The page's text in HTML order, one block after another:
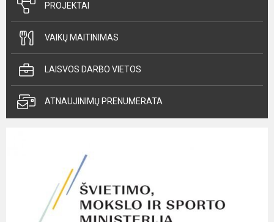
PROJEKTAI
VAIKŲ MAITINIMAS
LAISVOS DARBO VIETOS
ATNAUJINIMŲ PRENUMERATA